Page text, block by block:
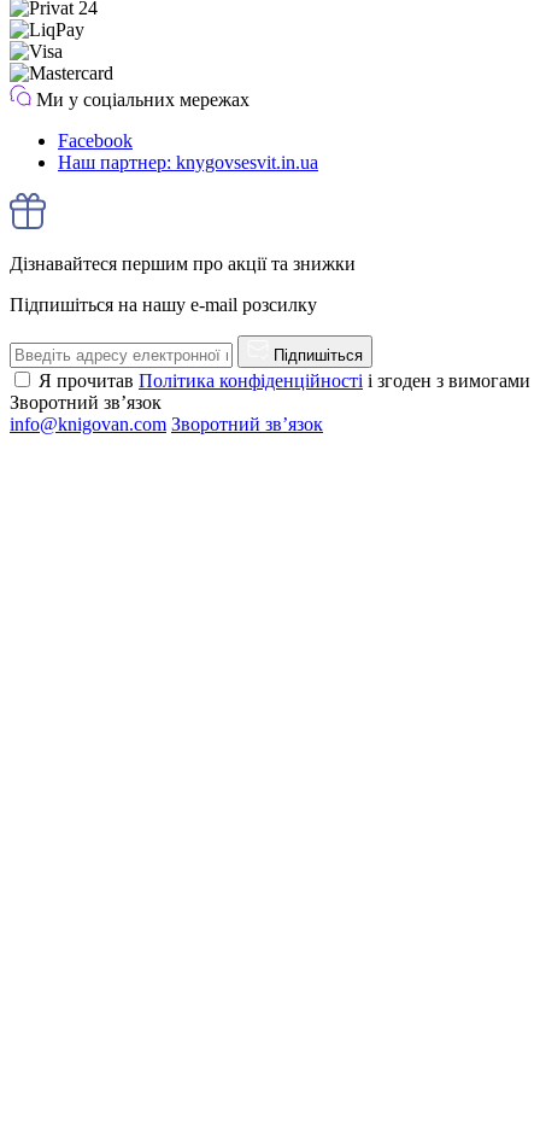
Ми у соціальних мережах
Facebook
Наш партнер: knygovsesvit.in.ua
Дізнавайтеся першим про акції та знижки
Підпишіться на нашу e-mail розсилку
Підпишіться
Я прочитав Політика конфіденційності і згоден з вимогами
Зворотний зв’язок
info@knigovan.com Зворотний зв’язок